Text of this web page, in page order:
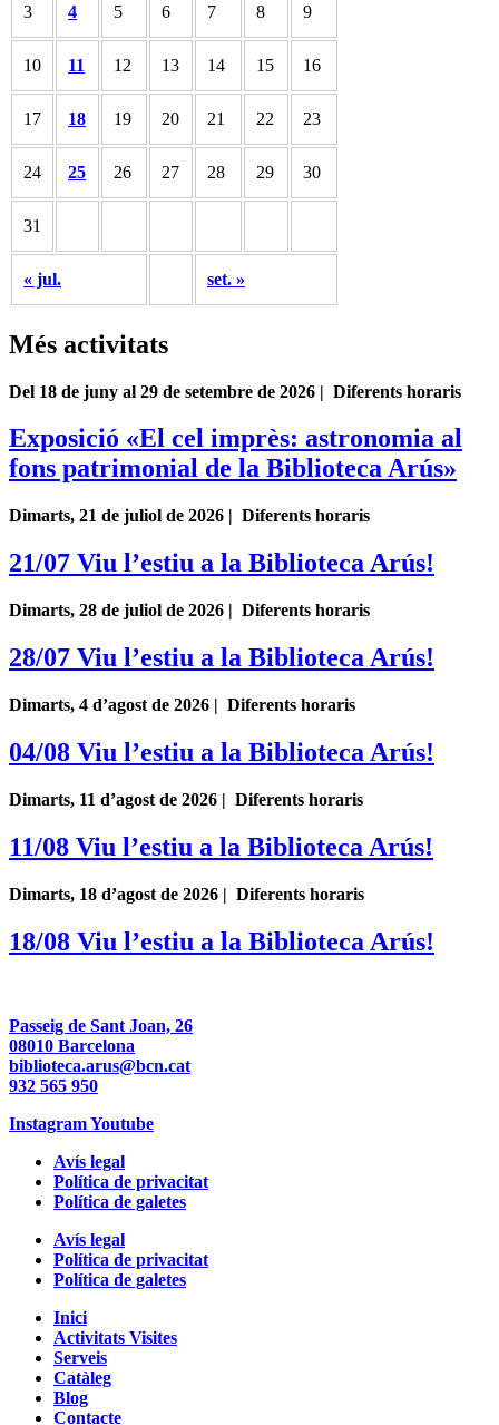
3 4 5 6 7 8 9
10 11 12 13 14 15 16
17 18 19 20 21 22 23
24 25 26 27 28 29 30
31
« jul. set. »
Més activitats
Del 18 de juny al 29 de setembre de 2026 | Diferents horaris
Exposició «El cel imprès: astronomia al
fons patrimonial de la Biblioteca Arús»
Dimarts, 21 de juliol de 2026 | Diferents horaris
21/07 Viu l’estiu a la Biblioteca Arús!
Dimarts, 28 de juliol de 2026 | Diferents horaris
28/07 Viu l’estiu a la Biblioteca Arús!
Dimarts, 4 d’agost de 2026 | Diferents horaris
04/08 Viu l’estiu a la Biblioteca Arús!
Dimarts, 11 d’agost de 2026 | Diferents horaris
11/08 Viu l’estiu a la Biblioteca Arús!
Dimarts, 18 d’agost de 2026 | Diferents horaris
18/08 Viu l’estiu a la Biblioteca Arús!
Passeig de Sant Joan, 26
08010 Barcelona
biblioteca.arus@bcn.cat
932 565 950
InstagramYoutube
Avís legal
Política de privacitat
Política de galetes
Avís legal
Política de privacitat
Política de galetes
Inici
Activitats Visites
Serveis
Catàleg
Blog
Contacte